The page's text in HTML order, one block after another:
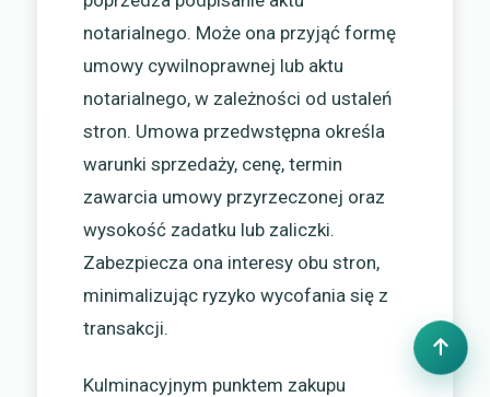
notarialnego. Może ona przyjąć formę
umowy cywilnoprawnej lub aktu
notarialnego, w zależności od ustaleń
stron. Umowa przedwstępna określa
warunki sprzedaży, cenę, termin
zawarcia umowy przyrzeczonej oraz
wysokość zadatku lub zaliczki.
Zabezpiecza ona interesy obu stron,
minimalizując ryzyko wycofania się z
transakcji.
Kulminacyjnym punktem zakupu